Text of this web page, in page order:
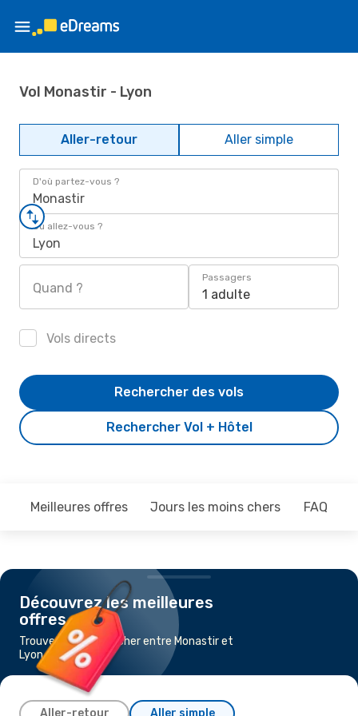
Vol Monastir - Lyon
Aller-retour Aller simple
D'où partez-vous ?
Monastir
Où allez-vous ?
Lyon
Quand ?
Passagers
1 adulte
Vols directs
Rechercher Vol + Hôtel
Rechercher des vols
Meilleures offres Jours les moins chers FAQ
Découvrez les meilleures
offres
Trouvez un vol pas cher entre Monastir et
Lyon
Aller-retour Aller simple